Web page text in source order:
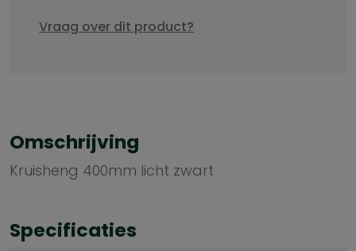
Vraag over dit product?
Omschrijving
Kruisheng 400mm licht zwart
Specificaties